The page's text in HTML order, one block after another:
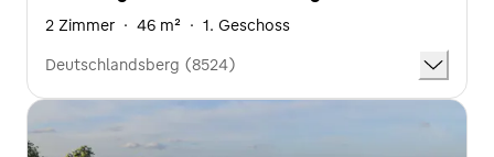
2 Zimmer · 46 m² · 1. Geschoss
Deutschlandsberg (8524)